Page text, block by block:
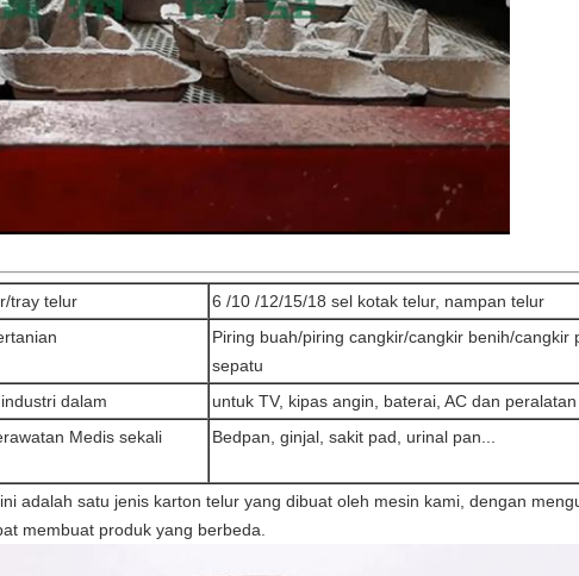
tray telur
6 /10 /12/15/18 sel kotak telur, nampan telur
Piring buah/piring cangkir/cangkir benih/cangkir
sepatu
dalam
untuk TV, kipas angin, baterai, AC dan
Medis sekali
Bedpan, ginjal, sakit pad, urinal pan...
adalah satu jenis karton telur yang dibuat oleh mesin kami, dengan
membuat produk yang berbeda.